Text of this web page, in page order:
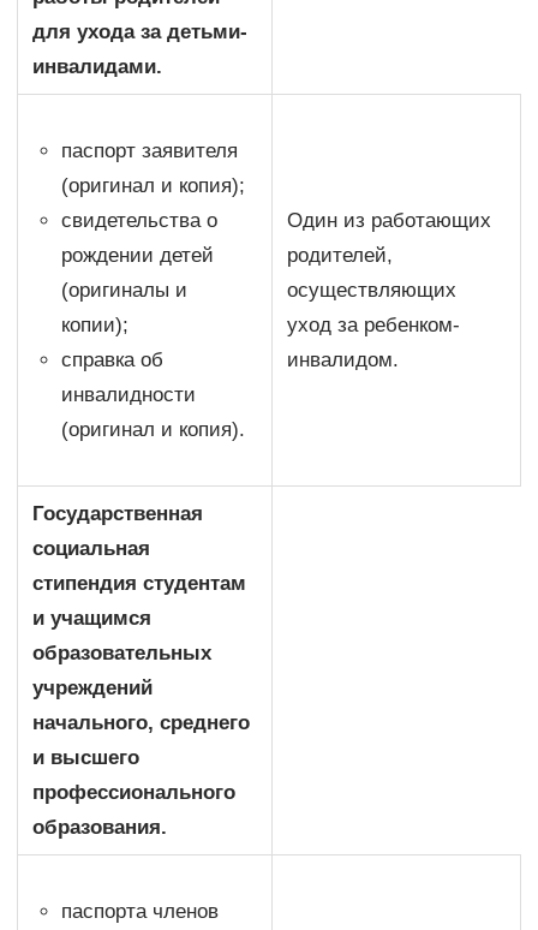
для ухода за детьми-
инвалидами.
паспорт заявителя
(оригинал и копия);
свидетельства о
рождении детей
(оригиналы и
копии);
справка об
инвалидности
(оригинал и копия).
Один из работающих
родителей,
осуществляющих
уход за ребенком-
инвалидом.
Государственная
социальная
стипендия студентам
и учащимся
образовательных
учреждений
начального, среднего
и высшего
профессионального
образования.
паспорта членов